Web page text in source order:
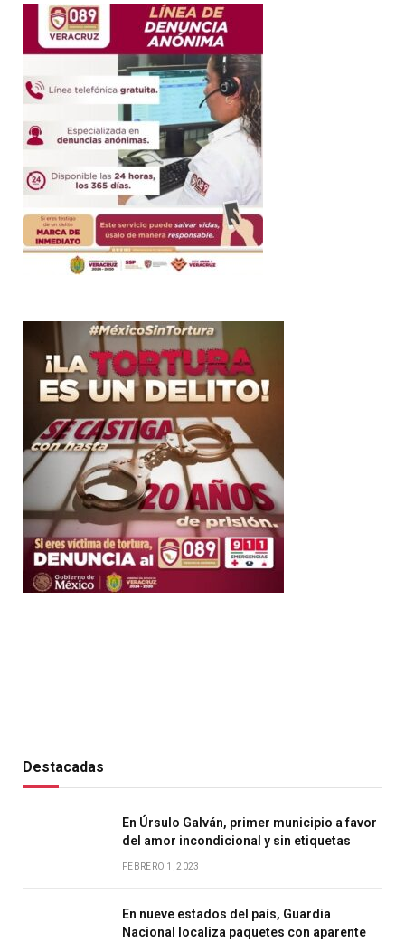
Destacadas
En Úrsulo Galván, primer municipio a favor
del amor incondicional y sin etiquetas
FEBRERO 1, 2023
En nueve estados del país, Guardia
Nacional localiza paquetes con aparente